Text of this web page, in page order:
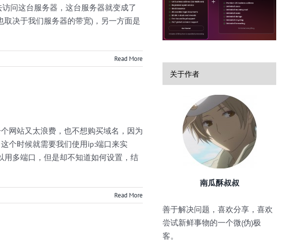
问这台服务器，这台服务器就变成了
决于我们服务器的带宽)，另一方面是
Read More
网站又太浪费，也不想购买域名，因为
个时候就需要我们使用ip:端口来实
多端口，但是却不知道如何设置，结
Read More
关于作者
南瓜酥叔叔
善于解决问题，喜欢分享，喜欢
尝试新鲜事物的一个微(伪)极
客。